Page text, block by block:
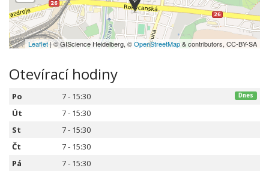
Leaflet | © GIScience Heidelberg, ©OpenStreetMap& contributors, CC-BY-SA
Otevírací hodiny
Po 7 - 15:30 Dnes
Út
7 - 15:30
St
7 - 15:30
Čt
7 - 15:30
Pá
7 - 15:30